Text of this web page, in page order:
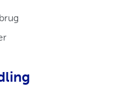
person til person,
bedst for dig.